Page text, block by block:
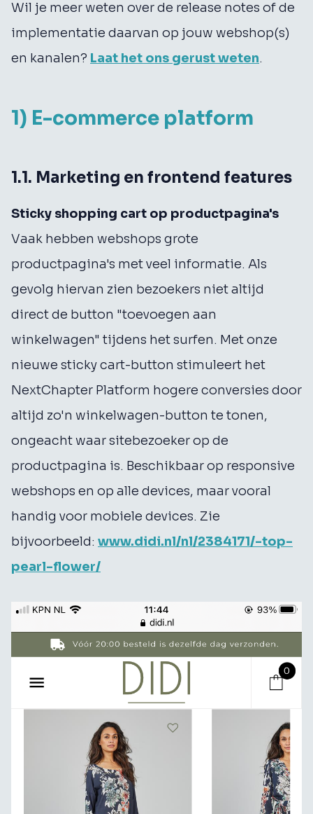
Wil je meer weten over de release notes of de
implementatie daarvan op jouw webshop(s)
en kanalen? Laat het ons gerust weten.
1) E-commerce platform
1.1. Marketing en frontend features
Sticky shopping cart op productpagina's
Vaak hebben webshops grote
productpagina's met veel informatie. Als
gevolg hiervan zien bezoekers niet altijd
direct de button "toevoegen aan
winkelwagen" tijdens het surfen. Met onze
nieuwe sticky cart-button stimuleert het
NextChapter Platform hogere conversies door
altijd zo'n winkelwagen-button te tonen,
ongeacht waar sitebezoeker op de
productpagina is. Beschikbaar op responsive
webshops en op alle devices, maar vooral
handig voor mobiele devices. Zie
bijvoorbeeld: www.didi.nl/nl/2384171/-top-
pearl-flower/